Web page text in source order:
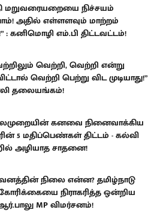
மறுவரையறையை நிச்சயம்
அதில் எள்ளளவும் மாற்றம்
கனிமொழி எம்.பி திட்டவட்டம்!
வெற்றி, வெற்றி என்று
வெற்றி பெற்று விட முடியாது!”
தலையங்கம்!
கனவை நினைவாக்கிய
5 மதிப்பெண்கள் திட்டம் - கல்வி
அழியாத சாதனை!
நிலை என்ன? தமிழ்நாடு
நிராகரித்த ஒன்றிய
MP விமர்சனம்!